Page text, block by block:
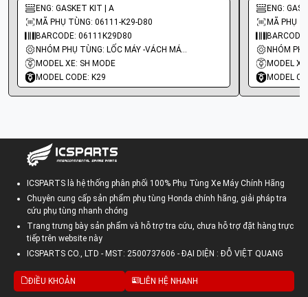
ENG: GASKET KIT | A
MÃ PHỤ TÙNG: 06111-K29-D80
BARCODE: 06111K29D80
NHÓM PHỤ TÙNG: LỐC MÁY -VÁCH MÁY - GIOĂNG MÁY
MODEL XE: SH MODE
MODEL CODE: K29
ENG:
MÃ PHỤ
MODEL
MODEL
ICSPARTS là hệ thống phân phối 100% Phụ Tùng Xe Máy Chính Hãng
Chuyên cung cấp sản phẩm phụ tùng Honda chính hãng, giải pháp tra
cứu phụ tùng nhanh chóng
Trang trưng bày sản phẩm và hỗ trợ tra cứu, chưa hỗ trợ đặt hàng trực
tiếp trên website này
ICSPARTS CO., LTD - MST: 2500737606 - ĐẠI DIỆN : ĐỖ VIỆT QUANG
ĐIỀU KHOẢN LIÊN HỆ NHANH